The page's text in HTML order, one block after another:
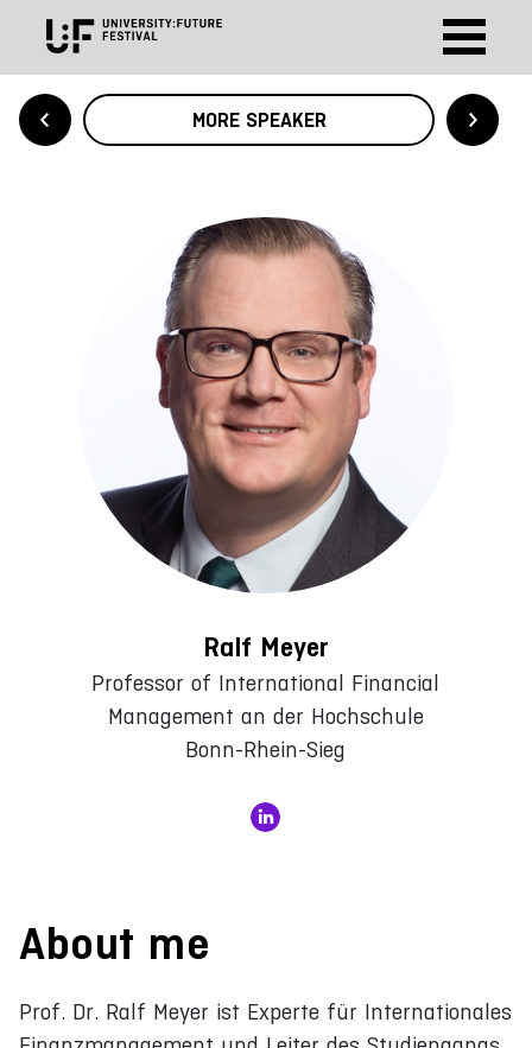
MORE SPEAKER
Ralf Meyer
Professor of International Financial
Management an der Hochschule
Bonn-Rhein-Sieg
About me
Prof. Dr. Ralf Meyer ist Experte für Internationales